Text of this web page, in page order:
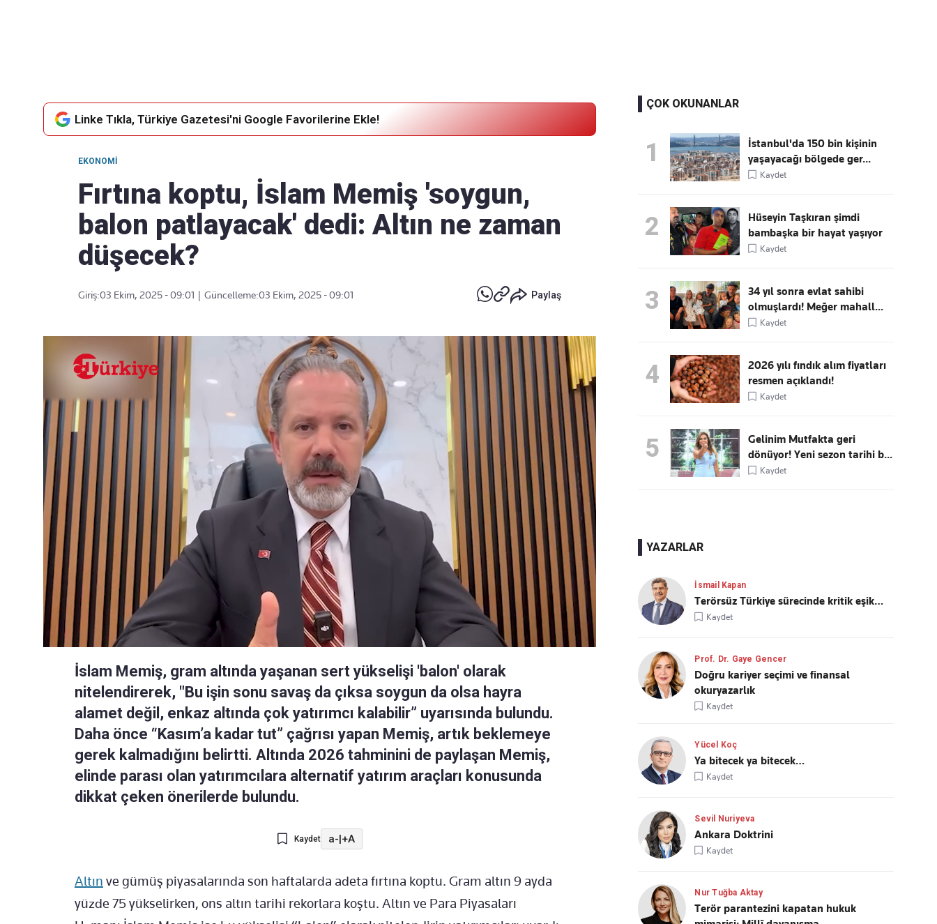
Linke Tıkla, Türkiye Gazetesi'ni Google Favorilerine Ekle!
EKONOMI
Fırtına koptu, İslam Memiş 'soygun,
balon patlayacak' dedi: Altın ne zaman
düşecek?
Giriş:03 Ekim, 2025 - 09:01 Güncelleme:03 Ekim, 2025 - 09:01 Paylaş
İslam Memiş, gram altında yaşanan sert yükselişi 'balon' olarak
nitelendirerek, "Bu işin sonu savaş da çıksa soygun da olsa hayra
alamet değil, enkaz altında çok yatırımcı kalabilir” uyarısında bulundu.
Daha önce “Kasım’a kadar tut” çağrısı yapan Memiş, artık beklemeye
gerek kalmadığını belirtti. Altında 2026 tahminini de paylaşan Memiş,
elinde parası olan yatırımcılara alternatif yatırım araçları konusunda
dikkat çeken önerilerde bulundu.
Kaydet a-|+A
Altın ve gümüş piyasalarında son haftalarda adeta fırtına koptu. Gram altın 9 ayda
yüzde 75 yükselirken, ons altın tarihi rekorlara koştu. Altın ve Para Piyasaları
ÇOK OKUNANLAR
1
İstanbul'da 150 bin kişinin
yaşayacağı bölgede ger...
Kaydet
2
Hüseyin Taşkıran şimdi
bambaşka bir hayat yaşıyor
Kaydet
3
34 yıl sonra evlat sahibi
olmuşlardı! Meğer mahall...
Kaydet
4
2026 yılı fındık alım fiyatları
resmen açıklandı!
Kaydet
5
Gelinim Mutfakta geri
dönüyor! Yeni sezon tarihi b...
Kaydet
YAZARLAR
İsmail Kapan
Terörsüz Türkiye sürecinde kritik eşik…
Kaydet
Prof. Dr. Gaye Gencer
Doğru kariyer seçimi ve finansal
okuryazarlık
Kaydet
Yücel Koç
Ya bitecek ya bitecek…
Kaydet
Sevil Nuriyeva
Ankara Doktrini
Kaydet
Nur Tuğba Aktay
Terör parantezini kapatan hukuk